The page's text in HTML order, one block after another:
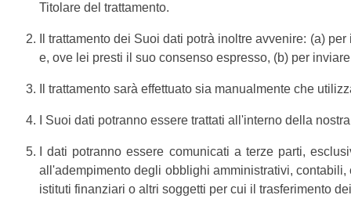
Titolare del trattamento.
Il trattamento dei Suoi dati potrà inoltre avvenire: (a)
e, ove lei presti il suo consenso espresso, (b) per
Il trattamento sarà effettuato sia manualmente che
I Suoi dati potranno essere trattati all'interno della
I dati potranno essere comunicati a terze parti,
all'adempimento degli obblighi amministrativi,
istituti finanziari o altri soggetti per cui il trasferimento